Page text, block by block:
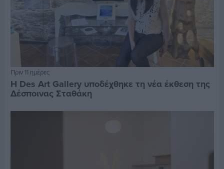
Πριν 11 ημέρες
Η Des Art Gallery υποδέχθηκε τη νέα έκθεση της
Δέσποινας Σταθάκη